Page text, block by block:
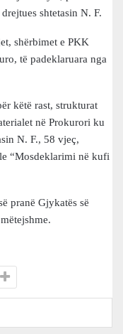
shtetasin N. F.
shërbimet e PKK
të padeklaruara nga
këtë rast, strukturat
në Prokurori ku
N. F., 58 vjeç,
“Mosdeklarimi në kufi
pranë Gjykatës së